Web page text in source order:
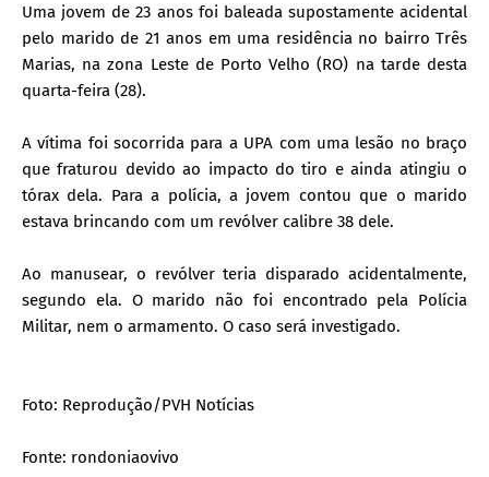
Uma jovem de 23 anos foi baleada supostamente acidental
pelo marido de 21 anos em uma residência no bairro Três
Marias, na zona Leste de Porto Velho (RO) na tarde desta
quarta-feira (28).
A vítima foi socorrida para a UPA com uma lesão no braço
que fraturou devido ao impacto do tiro e ainda atingiu o
tórax dela. Para a polícia, a jovem contou que o marido
estava brincando com um revólver calibre 38 dele.
Ao manusear, o revólver teria disparado acidentalmente,
segundo ela. O marido não foi encontrado pela Polícia
Militar, nem o armamento. O caso será investigado.
Foto: Reprodução/PVH Notícias
Fonte: rondoniaovivo